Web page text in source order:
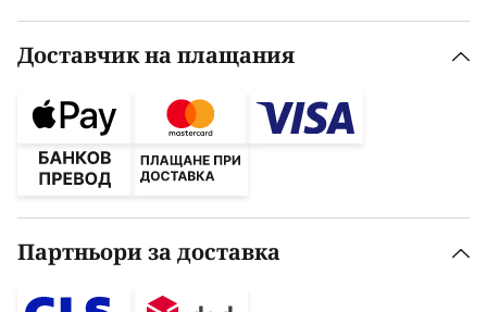
Доставчик на плащания
Партньори за доставка